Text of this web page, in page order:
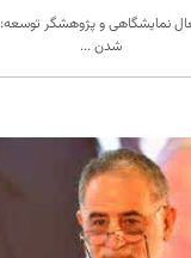
نمایشگاهی و پژوهشگر توسعه:
شدن ...